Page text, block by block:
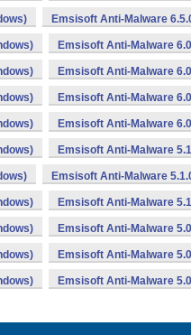
Emsisoft Anti-Malware
Emsisoft Anti-Malware
Emsisoft Anti-Malware
Emsisoft Anti-Malware
Emsisoft Anti-Malware
Emsisoft Anti-Malware
Emsisoft Anti-Malware
Emsisoft Anti-Malware
Emsisoft Anti-Malware
Emsisoft Anti-Malware
Emsisoft Anti-Malware